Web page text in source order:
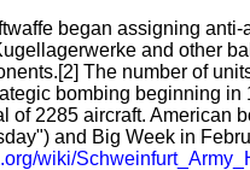
began assigning
and other
The number of
bombing beginning
of 2285 aircraft. American
and Big Week in
wiki/